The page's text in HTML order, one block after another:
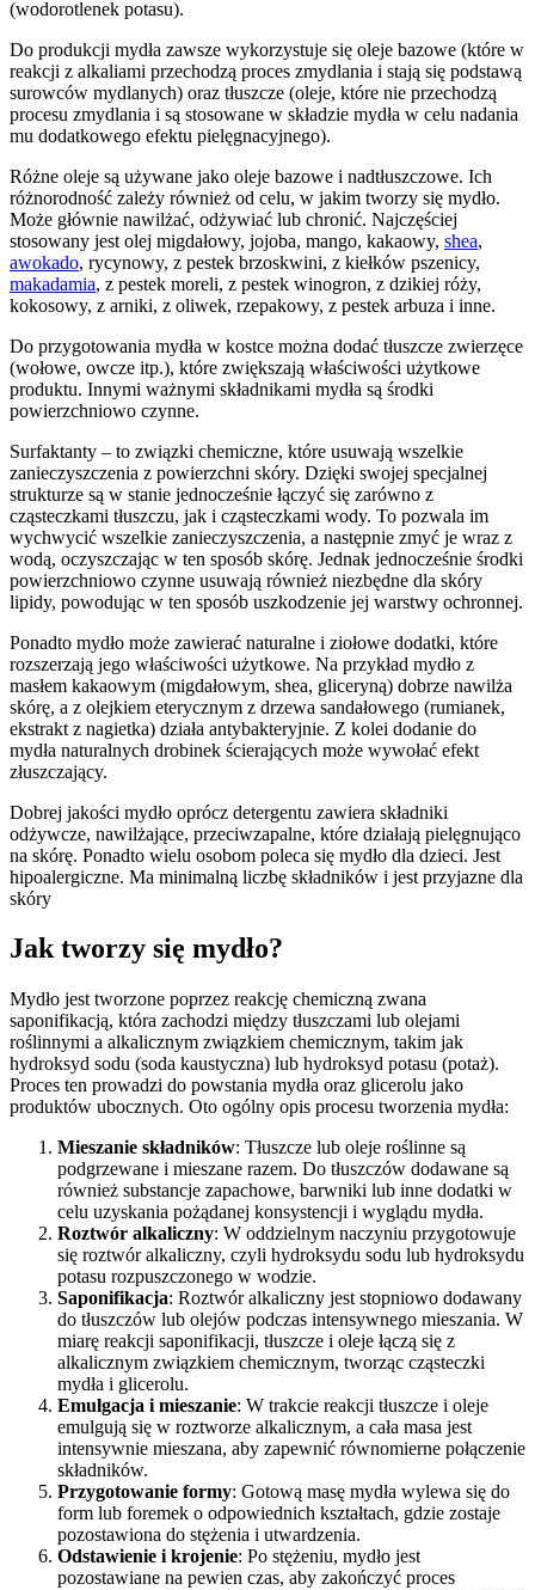
(wodorotlenek potasu).
Do produkcji mydła zawsze wykorzystuje się oleje bazowe (które w
reakcji z alkaliami przechodzą proces zmydlania i stają się podstawą
surowców mydlanych) oraz tłuszcze (oleje, które nie przechodzą
procesu zmydlania i są stosowane w składzie mydła w celu nadania
mu dodatkowego efektu pielęgnacyjnego).
Różne oleje są używane jako oleje bazowe i nadtłuszczowe. Ich
różnorodność zależy również od celu, w jakim tworzy się mydło.
Może głównie nawilżać, odżywiać lub chronić. Najczęściej
stosowany jest olej migdałowy, jojoba, mango, kakaowy, shea,
awokado, rycynowy, z pestek brzoskwini, z kiełków pszenicy,
makadamia, z pestek moreli, z pestek winogron, z dzikiej róży,
kokosowy, z arniki, z oliwek, rzepakowy, z pestek arbuza i inne.
Do przygotowania mydła w kostce można dodać tłuszcze zwierzęce
(wołowe, owcze itp.), które zwiększają właściwości użytkowe
produktu. Innymi ważnymi składnikami mydła są środki
powierzchniowo czynne.
Surfaktanty – to związki chemiczne, które usuwają wszelkie
zanieczyszczenia z powierzchni skóry. Dzięki swojej specjalnej
strukturze są w stanie jednocześnie łączyć się zarówno z
cząsteczkami tłuszczu, jak i cząsteczkami wody. To pozwala im
wychwycić wszelkie zanieczyszczenia, a następnie zmyć je wraz z
wodą, oczyszczając w ten sposób skórę. Jednak jednocześnie środki
powierzchniowo czynne usuwają również niezbędne dla skóry
lipidy, powodując w ten sposób uszkodzenie jej warstwy ochronnej.
Ponadto mydło może zawierać naturalne i ziołowe dodatki, które
rozszerzają jego właściwości użytkowe. Na przykład mydło z
masłem kakaowym (migdałowym, shea, gliceryną) dobrze nawilża
skórę, a z olejkiem eterycznym z drzewa sandałowego (rumianek,
ekstrakt z nagietka) działa antybakteryjnie. Z kolei dodanie do
mydła naturalnych drobinek ścierających może wywołać efekt
złuszczający.
Dobrej jakości mydło oprócz detergentu zawiera składniki
odżywcze, nawilżające, przeciwzapalne, które działają pielęgnująco
na skórę. Ponadto wielu osobom poleca się mydło dla dzieci. Jest
hipoalergiczne. Ma minimalną liczbę składników i jest przyjazne dla
skóry
Jak tworzy się mydło?
Mydło jest tworzone poprzez reakcję chemiczną zwana
saponifikacją, która zachodzi między tłuszczami lub olejami
roślinnymi a alkalicznym związkiem chemicznym, takim jak
hydroksyd sodu (soda kaustyczna) lub hydroksyd potasu (potaż).
Proces ten prowadzi do powstania mydła oraz glicerolu jako
produktów ubocznych. Oto ogólny opis procesu tworzenia mydła:
Mieszanie składników: Tłuszcze lub oleje roślinne są
podgrzewane i mieszane razem. Do tłuszczów dodawane są
również substancje zapachowe, barwniki lub inne dodatki w
celu uzyskania pożądanej konsystencji i wyglądu mydła.
Roztwór alkaliczny: W oddzielnym naczyniu przygotowuje
się roztwór alkaliczny, czyli hydroksydu sodu lub hydroksydu
potasu rozpuszczonego w wodzie.
Saponifikacja: Roztwór alkaliczny jest stopniowo dodawany
do tłuszczów lub olejów podczas intensywnego mieszania. W
miarę reakcji saponifikacji, tłuszcze i oleje łączą się z
alkalicznym związkiem chemicznym, tworząc cząsteczki
mydła i glicerolu.
Emulgacja i mieszanie: W trakcie reakcji tłuszcze i oleje
emulgują się w roztworze alkalicznym, a cała masa jest
intensywnie mieszana, aby zapewnić równomierne połączenie
składników.
Przygotowanie formy: Gotową masę mydła wylewa się do
form lub foremek o odpowiednich kształtach, gdzie zostaje
pozostawiona do stężenia i utwardzenia.
Odstawienie i krojenie: Po stężeniu, mydło jest
pozostawiane na pewien czas, aby zakończyć proces